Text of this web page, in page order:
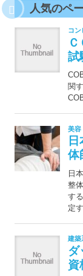
人気のペ